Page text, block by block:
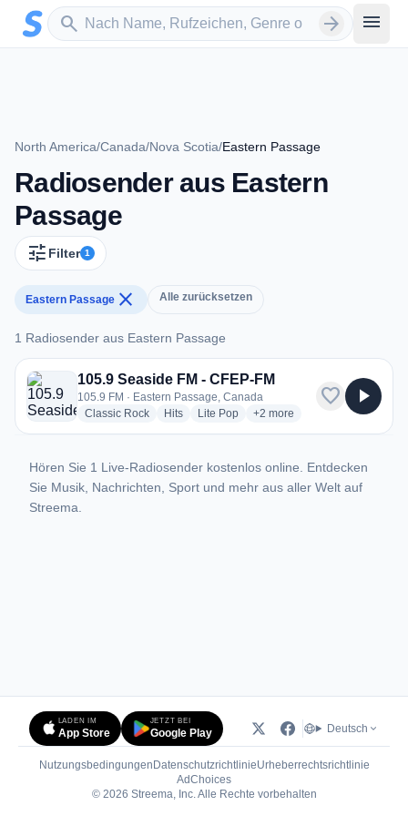
Zum Hauptinhalt springen
search
Sender suchen arrow_forward menu
North America/Canada/Nova Scotia/Eastern Passage
Radiosender aus Eastern
Passage
tune Filter 1
Eastern Passage close Alle zurücksetzen
1 Radiosender aus Eastern Passage
1 Radiosender aus Eastern Passage
105.9 Seaside FM - CFEP-FM
105.9 FM · Eastern Passage, Canada
Classic Rockradio stations
Hitsradio stations
Lite Popradio stations
+2 more genres for 105.9
more
favorite play_arrow
Hören Sie 1 Live-Radiosender kostenlos online. Entdecken
Sie Musik, Nachrichten, Sport und mehr aus aller Welt auf
Streema.
LADEN IM
App Store
JETZT BEI
Google Play Deutsch
Nutzungsbedingungen DatenschutzrichtlinieUrheberrechtsrichtlinie
AdChoices(öffnet in neuem Tab)
© 2026 Streema, Inc. Alle Rechte vorbehalten